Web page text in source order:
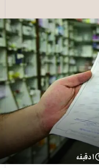
۱ دقیقه